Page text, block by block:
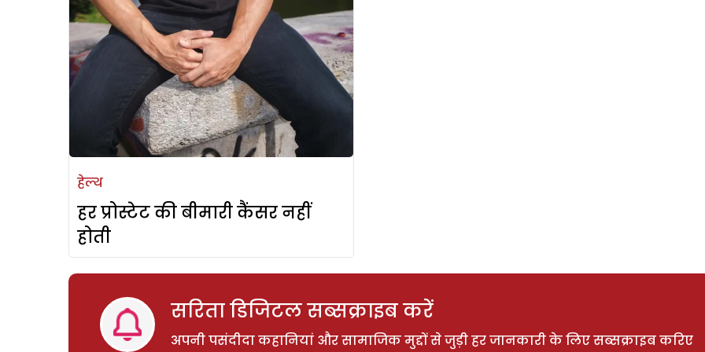
हेल्थ
हर प्रोस्टेट की बीमारी कैंसर नहीं
होती
सरिता डिजिटल सब्सक्राइब करें
अपनी पसंदीदा कहानियां और सामाजिक मुद्दों से जुड़ी हर जानकारी के लिए सब्सक्राइब करिए